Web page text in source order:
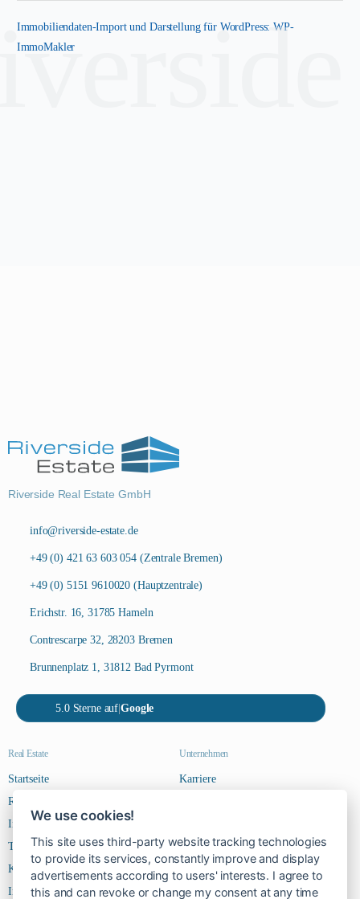
We use cookies!
This site uses third-party website tracking technologies
to provide its services, constantly improve and display
advertisements according to users' interests. I agree to
this and can revoke or change my consent at any time
Immobiliendaten-Import und Darstellung für WordPress: WP-
ImmoMakler
Riverside Real Estate GmbH
info@riverside-estate.de
+49 (0) 421 63 603 054 (Zentrale Bremen)
+49 (0) 5151 9610020 (Hauptzentrale)
Erichstr. 16, 31785 Hameln
Contrescarpe 32, 28203 Bremen
Brunnenplatz 1, 31812 Bad Pyrmont
5.0 Sterne auf|Google
Real Estate
Startseite
Riverside Steps
Immobilien
Team
Kontakt
Impressum
Unternehmen
Karriere